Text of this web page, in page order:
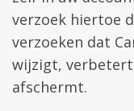
verzoek hiertoe
verzoeken dat
wijzigt,
afschermt.